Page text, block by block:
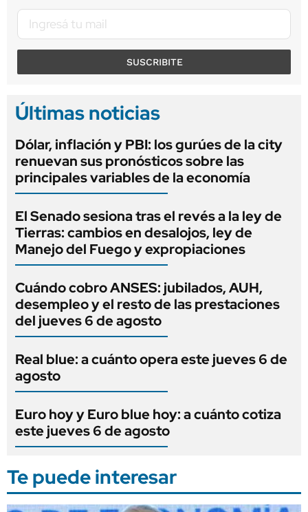
SUSCRIBITE
Últimas noticias
Dólar, inflación y PBI: los gurúes de la city
renuevan sus pronósticos sobre las
principales variables de la economía
El Senado sesiona tras el revés a la ley de
Tierras: cambios en desalojos, ley de
Manejo del Fuego y expropiaciones
Cuándo cobro ANSES: jubilados, AUH,
desempleo y el resto de las prestaciones
del jueves 6 de agosto
Real blue: a cuánto opera este jueves 6 de
agosto
Euro hoy y Euro blue hoy: a cuánto cotiza
este jueves 6 de agosto
Te puede interesar